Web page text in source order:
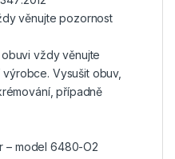
věnujte pozornost
vždy věnujte
Vysušit obuv,
případně
– model 6480-O2